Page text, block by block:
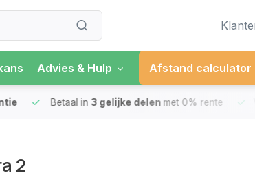
Advies & Hulp Afstand calculator
Betaal in 3 gelijke delen met 0% rente
2